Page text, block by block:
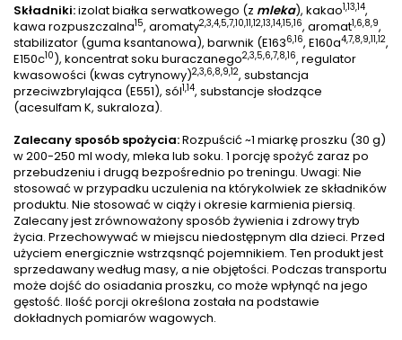
Składniki:izolat białka serwatkowego (z mleka), kakao1,13,14,
kawa rozpuszczalna15, aromaty2,3,4,5,7,10,11,12,13,14,15,16, aromat1,6,8,9,
stabilizator (guma ksantanowa), barwnik (E1636,16, E160a4,7,8,9,11,12,
E150c10), koncentrat soku buraczanego2,3,5,6,7,8,16, regulator
kwasowości (kwas cytrynowy)2,3,6,8,9,12, substancja
przeciwzbrylająca (E551), sól1,14, substancje słodzące
(acesulfam K, sukraloza).
Zalecany sposób spożycia:Rozpuścić ~1 miarkę proszku (30 g)
w 200-250 ml wody, mleka lub soku. 1 porcję spożyć zaraz po
przebudzeniu i drugą bezpośrednio po treningu. Uwagi: Nie
stosować w przypadku uczulenia na którykolwiek ze składników
produktu. Nie stosować w ciąży i okresie karmienia piersią.
Zalecany jest zrównoważony sposób żywienia i zdrowy tryb
życia. Przechowywać w miejscu niedostępnym dla dzieci. Przed
użyciem energicznie wstrząsnąć pojemnikiem. Ten produkt jest
sprzedawany według masy, a nie objętości. Podczas transportu
może dojść do osiadania proszku, co może wpłynąć na jego
gęstość. Ilość porcji określona została na podstawie
dokładnych pomiarów wagowych.